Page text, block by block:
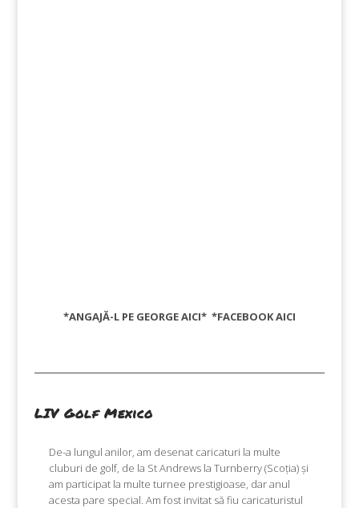
*ANGAJĂ-L PE GEORGEAICI* *FACEBOOKAICI
LIV Golf Mexico
De-a lungul anilor, am desenat caricaturi la multe
cluburi de golf, de la St Andrews la Turnberry (Scoția) și
am participat la multe turnee prestigioase, dar anul
acesta pare special. Am fost invitat să fiu caricaturistul